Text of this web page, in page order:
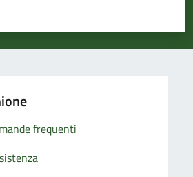
5 stelle su 5
su 5
su 5
5
frequenti